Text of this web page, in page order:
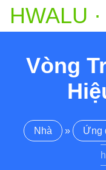
HWALU ·
Vòng
Nhà » Ứng